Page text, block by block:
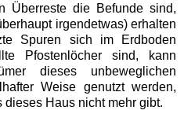
Überreste die Befunde sind,
irgendetwas) erhalten
Spuren sich im Erdboden
Pfostenlöcher sind, kann
dieses unbeweglichen
Weise genutzt werden,
Haus nicht mehr gibt.